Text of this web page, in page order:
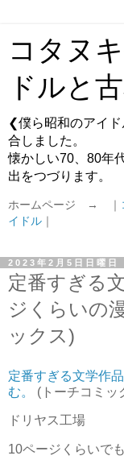
コタヌ
ドルと
❮僕ら昭和のアイ
合しました。
懐かしい70、80年
出をつづります。
ホームページ → ｜
イドル ｜
2023年2月5日日曜日
定番すぎる
ジくらいの
ックス)
定番すぎる文学作
む。
(トーチコミッ
ドリヤス工場
10ページくらいでも